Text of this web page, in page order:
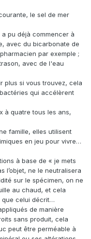
le sel de mer
pu déjà commencer à
avec du bicarbonate de
par exemple ;
avec de l'eau
plus si vous trouvez, cela
qui accélèrent
à quatre tous les ans,
famille, elles utilisent
en jeu pour vivre…
à base de « je mets
l’objet, ne le neutralisera
sur le spécimen, on ne
au chaud, et cela
que celui décrit…
de manière
sans produit, cela
peut être perméable à